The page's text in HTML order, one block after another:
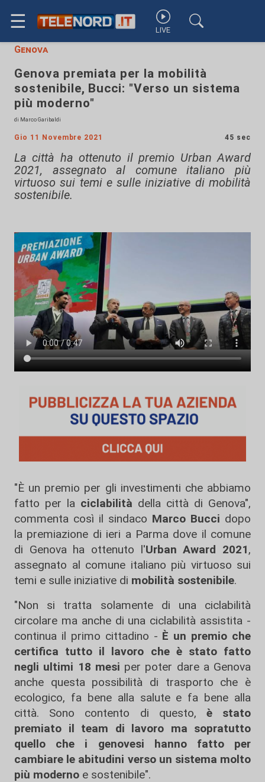
☰ LIVE
Genova
Genova premiata per la mobilità
sostenibile, Bucci: "Verso un sistema
più moderno"
di Marco Garibaldi
Gio 11 Novembre 2021 45 sec
La città ha ottenuto il premio Urban Award
2021, assegnato al comune italiano più
virtuoso sui temi e sulle iniziative di mobilità
sostenibile.
"È un premio per gli investimenti che abbiamo
fatto per la ciclabilità della città di Genova",
commenta così il sindaco Marco Bucci dopo
la premiazione di ieri a Parma dove il comune
di Genova ha ottenuto l'Urban Award 2021,
assegnato al comune italiano più virtuoso sui
temi e sulle iniziative di mobilità sostenibile.
"Non si tratta solamente di una ciclabilità
circolare ma anche di una ciclabilità assistita -
continua il primo cittadino - È un premio che
certifica tutto il lavoro che è stato fatto
negli ultimi 18 mesi per poter dare a Genova
anche questa possibilità di trasporto che è
ecologico, fa bene alla salute e fa bene alla
città. Sono contento di questo, è stato
premiato il team di lavoro ma sopratutto
quello che i genovesi hanno fatto
per
cambiare le abitudini verso un sistema molto
più moderno e sostenibile".